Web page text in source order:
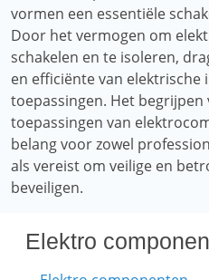
vormen een essentiële
Door het vermogen om
schakelen en te isoleren,
en efficiënte van elektrische
toepassingen. Het begrijpen
toepassingen van
belang voor zowel
als vereist om veilige en
beveiligen.
Elektro